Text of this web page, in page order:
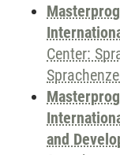
Center:
and